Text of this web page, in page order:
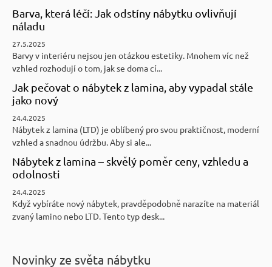
Barva, která léčí: Jak odstíny nábytku ovlivňují
náladu
27.5.2025
Barvy v interiéru nejsou jen otázkou estetiky. Mnohem víc než
vzhled rozhodují o tom, jak se doma cí...
Jak pečovat o nábytek z lamina, aby vypadal stále
jako nový
24.4.2025
Nábytek z lamina (LTD) je oblíbený pro svou praktičnost, moderní
vzhled a snadnou údržbu. Aby si ale...
Nábytek z lamina – skvělý poměr ceny, vzhledu a
odolnosti
24.4.2025
Když vybíráte nový nábytek, pravděpodobně narazíte na materiál
zvaný lamino nebo LTD. Tento typ desk...
Novinky ze světa nábytku